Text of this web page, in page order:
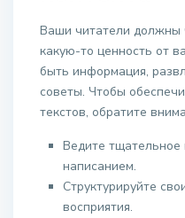
Ваши читатели должны
какую-то ценность от
быть информация,
советы. Чтобы
текстов, обратите
Ведите
написанием.
Структурируйте
восприятия.